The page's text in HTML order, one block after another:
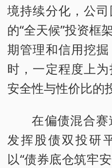
境持续分化，公
的“全天候”投资框
期管理和信用挖
时，一定程度上
安全性与性价比的
在偏债混合
发挥股债双投研
以“债券底仓筑牢